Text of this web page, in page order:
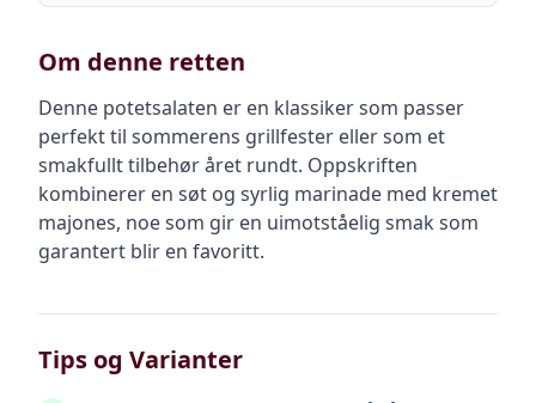
Om denne retten
Denne potetsalaten er en klassiker som passer
perfekt til sommerens grillfester eller som et
smakfullt tilbehør året rundt. Oppskriften
kombinerer en søt og syrlig marinade med kremet
majones, noe som gir en uimotståelig smak som
garantert blir en favoritt.
Tips og Varianter